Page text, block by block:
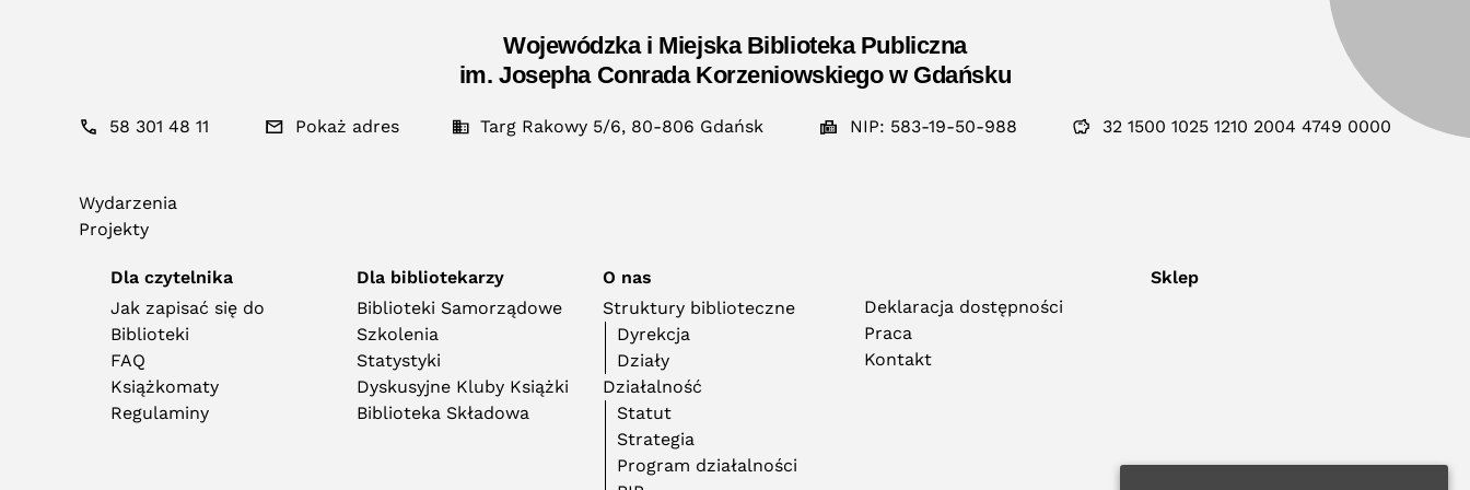
Wojewódzka i Miejska Biblioteka Publiczna
im. Josepha Conrada Korzeniowskiego w Gdańsku
58 301 48 11 Pokaż adres Targ Rakowy 5/6, 80-806 Gdańsk NIP: 583-19-50-988 32 1500 1025 1210 2004 4749 0000
Wydarzenia
Projekty
Dla czytelnika
Jak zapisać się do
Biblioteki
FAQ
Książkomaty
Regulaminy
Dla bibliotekarzy
Biblioteki Samorządowe
Szkolenia
Statystyki
Dyskusyjne Kluby Książki
Biblioteka Składowa
O nas
Struktury biblioteczne
Dyrekcja
Działy
Działalność
Statut
Strategia
Program działalności
Deklaracja dostępności
Praca
Kontakt
Sklep